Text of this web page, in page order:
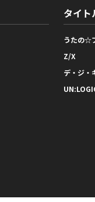
タイト
うたの☆
Z/X
デ・ジ・